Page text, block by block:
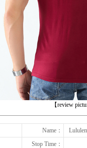
【review
Name：
Stop Time：